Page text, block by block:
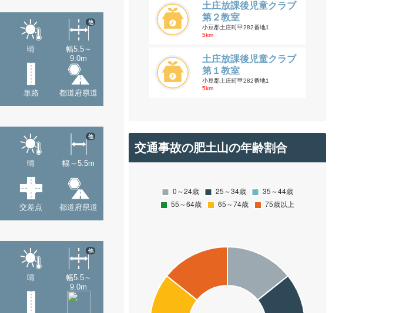
晴
幅5.5～
9.0m
他
単路 都道府県道
晴 幅～5.5m
他
交差点 都道府県道
晴
幅5.5～
9.0m
他
土庄放課後児童クラブ
第２教室
小豆郡土庄町甲282番地1
5km
土庄放課後児童クラブ
第１教室
小豆郡土庄町甲282番地1
5km
交通事故の肥土山の年齢割合